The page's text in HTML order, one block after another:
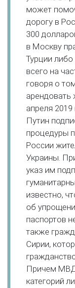
может
дорогу в
300
в Москву
Турции
всего на
говоря о
арендовать
апреля
Путин
процедуры
России
Украины.
указ им
известно,
об
паспортов
также
Сирии,
Причем МВД
категорий